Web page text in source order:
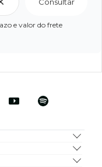
e valor do frete